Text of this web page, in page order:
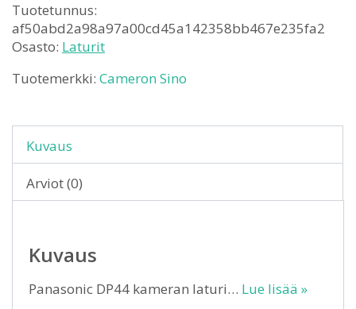
Tuotetunnus:
af50abd2a98a97a00cd45a142358bb467e235fa2
Osasto: Laturit
Tuotemerkki: Cameron Sino
Kuvaus
Arviot (0)
Kuvaus
Panasonic DP44 kameran laturi… Lue lisää »